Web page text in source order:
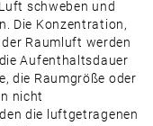
schweben und
Die Konzentration,
Raumluft werden
Aufenthaltsdauer
die Raumgröße oder
nicht
die luftgetragenen